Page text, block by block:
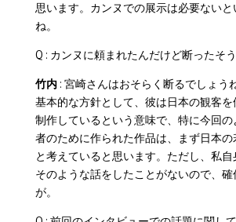
思います。カンヌでの展示は必要ないと
ね。
Q : カンヌに頼まれたんだけど断ったそう
竹内: 宮崎さんはおそらく断るでしょう
基本的な方針として、彼は日本の観客
制作しているという意味で、特に今回
者のために作られた作品は、まず日本
と考えていると思います。ただし、私自
そのような話をしたことがないので、
が。